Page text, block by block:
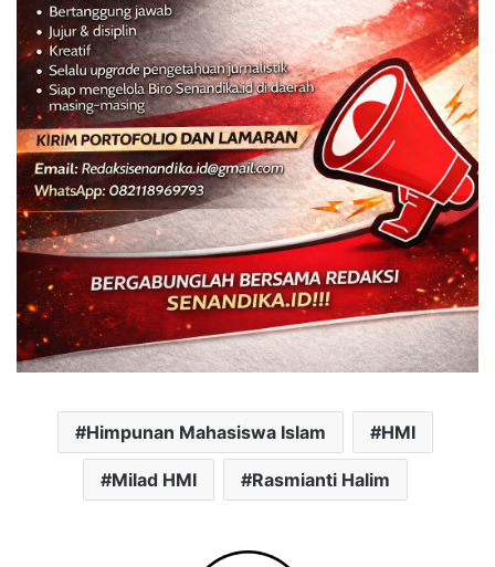
Himpunan Mahasiswa Islam HMI
Milad HMI Rasmianti Halim